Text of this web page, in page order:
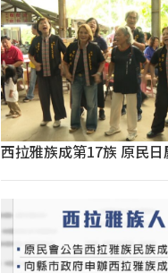
西拉雅族成第17族 原民